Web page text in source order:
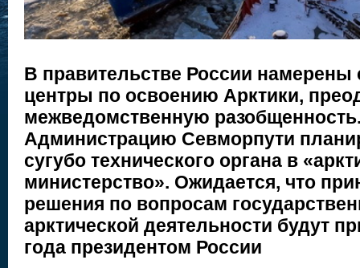
В правительстве России намерены
центры по освоению Арктики,
межведомственную
Администрацию Севморпути
сугубо технического органа в
министерство». Ожидается, что
решения по вопросам
арктической деятельности будут
года президентом России